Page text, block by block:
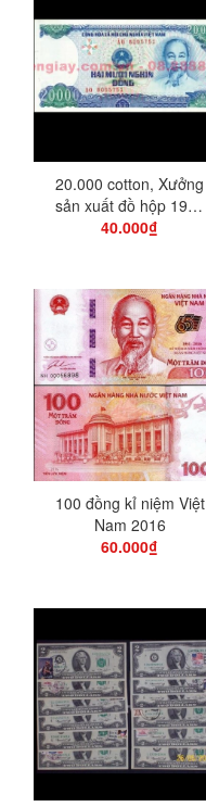
20.000 cotton, Xưởng
sản xuất đồ hộp 1991
XHCN
40.000₫
100 đồng kỉ niệm Việt
Nam 2016
60.000₫